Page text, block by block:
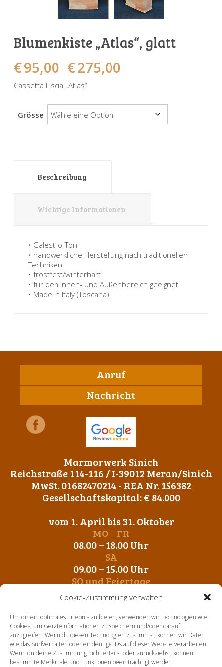
Cookie-Zustimmung verwalten
Um dir ein optimales Erlebnis zu bieten, verwenden wir Technologien wie
Cookies, um Geräteinformationen zu speichern und/oder darauf
zuzugreifen. Wenn du diesen Technologien zustimmst, können wir Daten
wie das Surfverhalten oder eindeutige IDs auf dieser Website verarbeiten.
Wenn du deine Zustimmung nicht erteilst oder zurückziehst, können
bestimmte Merkmale und Funktionen beeinträchtigt werden.
Blumenkiste „Atlas“, glatt
€95,00 – €275,00
Cassetta Liscia „Atlas“
Grösse
Beschreibung
Wichtige Informationen
• Galestro-Ton
• handwerkliche Herstellung nach traditionellen
Techniken
• frostfest/winterhart
• für den Innen- und Außenbereich geeignet
• Made in Italy (Toscana)
Anruf
Nachricht
Marmorwerk Sinich
Reichstraße 114-116 / I-39012 Meran/Sinich
MwSt. 01682470214 - REA Nr. 156382
Gesellschaftskapital: € 84.000
vom 1. April bis 31. Oktober
MO – FR
08.00 – 18.00 Uhr
SA
09.00 – 15.00 Uhr
SO und Feiertage
Geschlossen
vom 1. November bis 31. März
MO – FR
09.00 – 12.00 Uhr
14. 00 – 17.00 Uhr
SA-SO und Feiertage
Sonnenuhren
Verschiedene
Vögel
Wandtafeln
Verschiedene
Sockel + Säulen
Meeresbewohner
Schnecken
Schweine + Wildschweine
Vögel
Utensilien
Zwiebel- + Knoblauchtöpfe